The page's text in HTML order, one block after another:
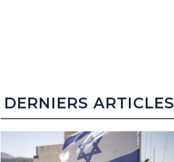
DERNIERS ARTICLES